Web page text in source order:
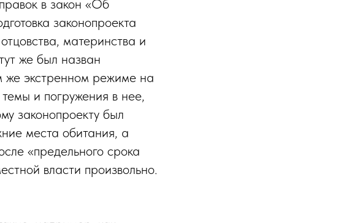
в закон «Об
законопроекта
материнства и
же был назван
же экстренном режиме на
и погружения в нее,
законопроекту был
места обитания, а
«предельного срока
власти произвольно.